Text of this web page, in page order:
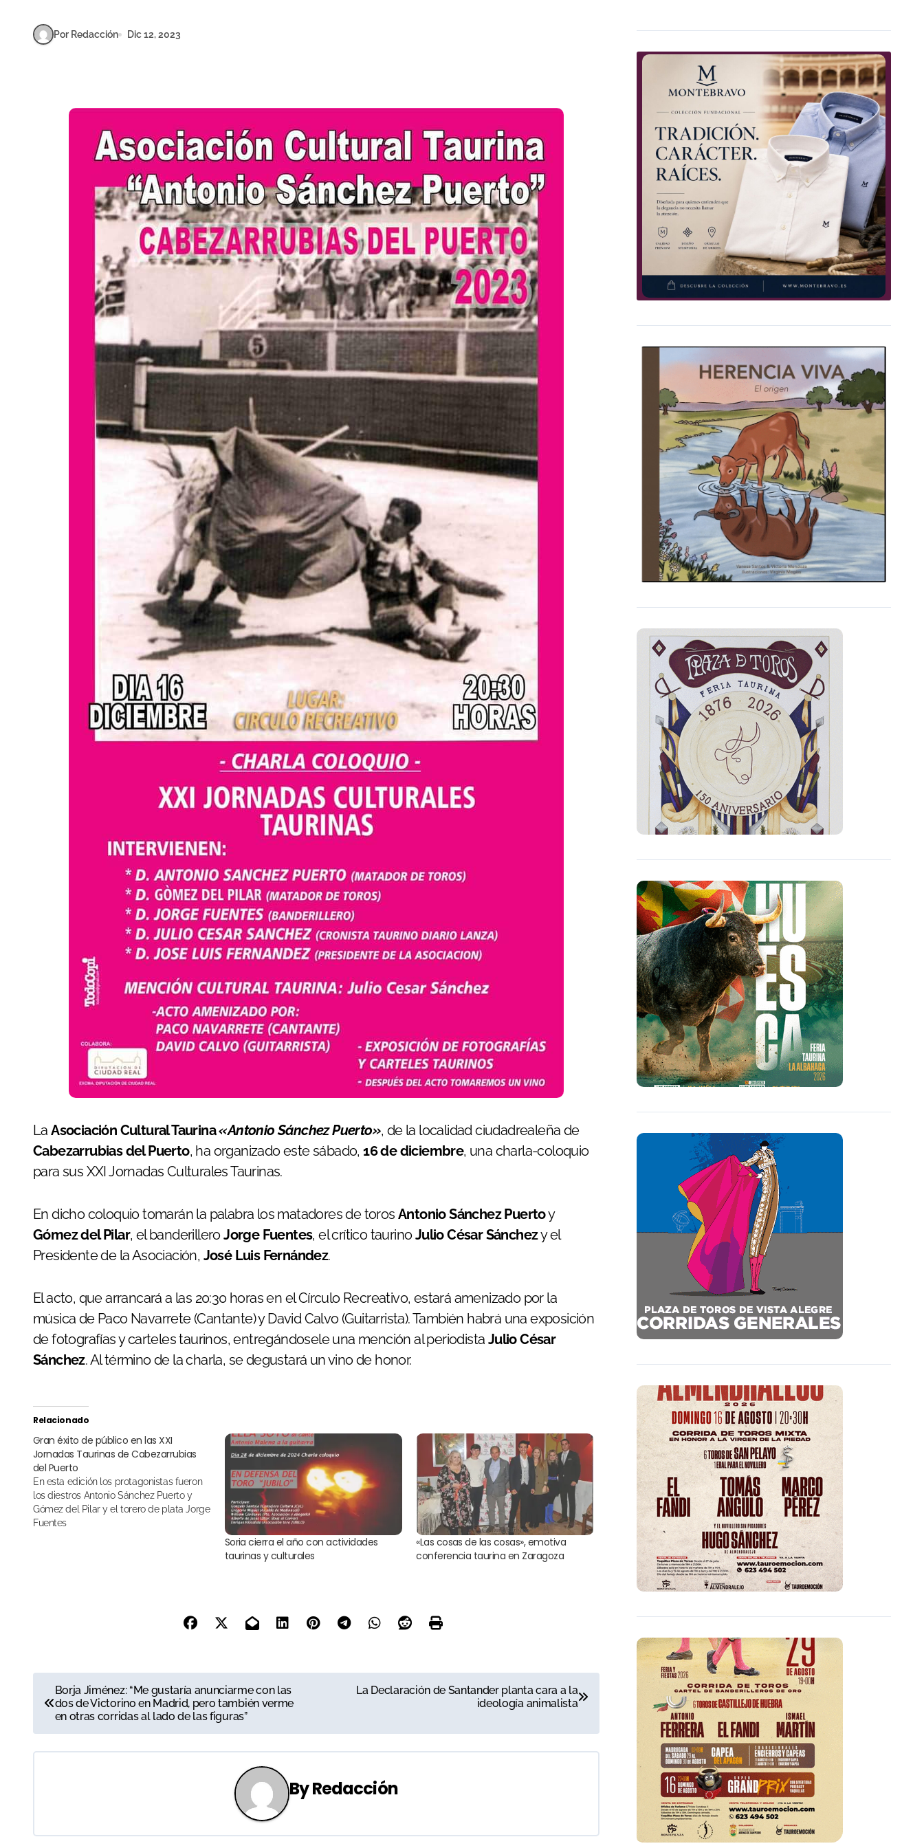
Por Redacción Dic 12, 2023
LaAsociación Cultural Taurina«Antonio Sánchez Puerto», de la localidad ciudadrealeña de
Cabezarrubias del Puerto, ha organizado este sábado,16 de diciembre, una charla-coloquio
para sus XXI Jornadas Culturales Taurinas.
En dicho coloquio tomarán la palabra los matadores de toros Antonio Sánchez Puertoy
Gómez del Pilar, el banderilleroJorge Fuentes, el crítico taurinoJulio César Sánchezy el
Presidente de la Asociación, José Luis Fernández.
El acto, que arrancará a las 20:30 horas en el Círculo Recreativo, estará amenizado por la
música de Paco Navarrete (Cantante) y David Calvo (Guitarrista). También habrá una exposición
de fotografías y carteles taurinos, entregándosele una mención al periodista Julio César
Sánchez. Al término de la charla, se degustará un vino de honor.
Relacionado
Gran éxito de público en las XXI
Jornadas Taurinas de Cabezarrubias
del Puerto
En esta edición los protagonistas fueron
los diestros Antonio Sánchez Puerto y
Gómez del Pilar y el torero de plata Jorge
Fuentes
Soria cierra el año con actividades
taurinas y culturales
«Las cosas de las cosas», emotiva
conferencia taurina en Zaragoza
a
v
a
Borja Jiménez: “Me gustaría anunciarme con las
dos de Victorino en Madrid, pero también verme
en otras corridas al lado de las figuras”
La Declaración de Santander planta cara a la
ideología animalista
ByRedacción